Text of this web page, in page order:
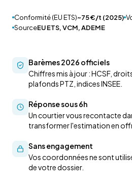
Conformité (EU ETS)~75 €/t (2025)
SourceEU ETS, VCM, ADEME
Barèmes 2026 officiels
Chiffres mis à jour : HCSF,
plafonds PTZ, indices INSEE.
Réponse sous 6h
Un courtier vous recontacte
transformer l'estimation en
Sans engagement
Vos coordonnées ne sont
de votre dossier.